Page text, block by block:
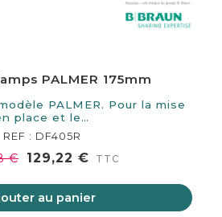
PALMER 175mm
PALMER. Pour la mise
place et le…
REF : DF405R
€ 129,22 € TTC
au panier